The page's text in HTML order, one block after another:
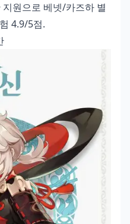
원으로 베넷/카즈하 별
4.9/5점.